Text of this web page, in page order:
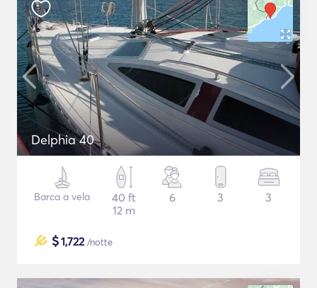
Delphia 40
Barca a vela
40 ft
12 m
6 3 3
$1,722/notte